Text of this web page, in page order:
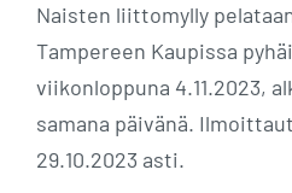
Naisten liittomylly
Tampereen Kaupissa
viikonloppuna 4.11.2023,
samana päivänä.
29.10.2023 asti.